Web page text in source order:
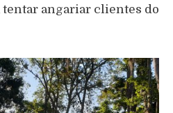
tentar angariar clientes do